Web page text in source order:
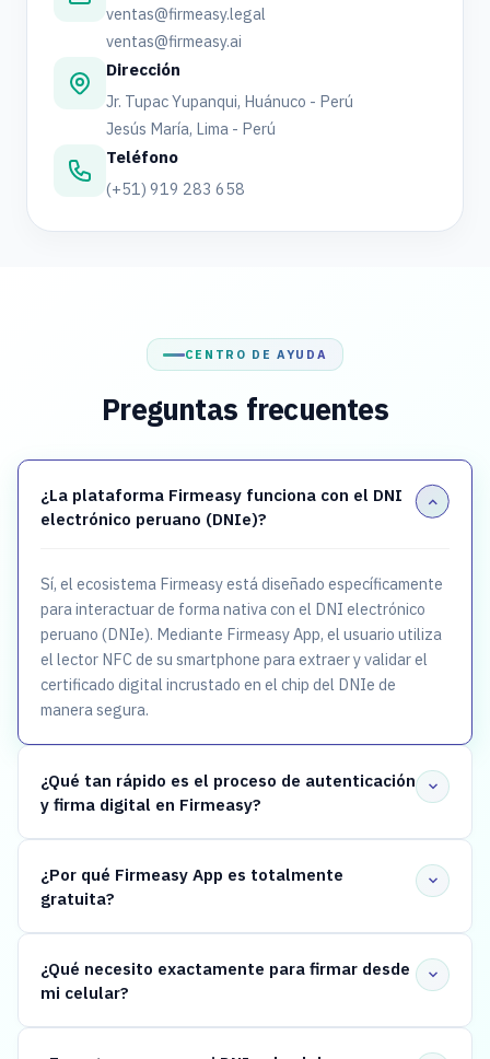
ventas@firmeasy.legal
ventas@firmeasy.ai
Dirección
Jr. Tupac Yupanqui, Huánuco - Perú
Jesús María, Lima - Perú
Teléfono
(+51) 919 283 658
CENTRO DE AYUDA
Preguntas frecuentes
¿La plataforma Firmeasy funciona con el DNI
electrónico peruano (DNIe)?
Sí, el ecosistema Firmeasy está diseñado específicamente
para interactuar de forma nativa con el DNI electrónico
peruano (DNIe). Mediante Firmeasy App, el usuario utiliza
el lector NFC de su smartphone para extraer y validar el
certificado digital incrustado en el chip del DNIe de
manera segura.
¿Qué tan rápido es el proceso de autenticación
y firma digital en Firmeasy?
¿Por qué Firmeasy App es totalmente
gratuita?
¿Qué necesito exactamente para firmar desde
mi celular?